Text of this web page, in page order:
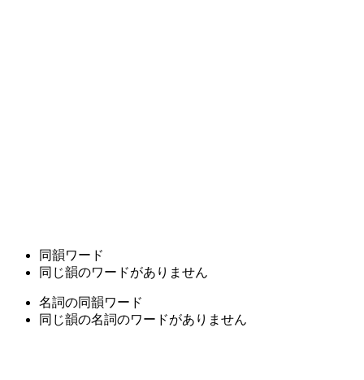
同韻ワード
同じ韻のワードがありません
名詞の同韻ワード
同じ韻の名詞のワードがありません